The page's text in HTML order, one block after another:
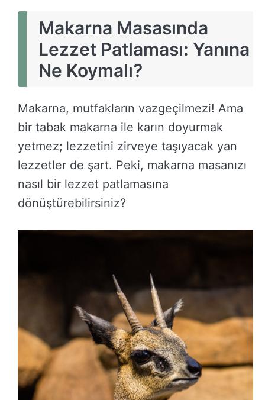
Makarna Masasında
Lezzet Patlaması: Yanına
Ne Koymalı?
Makarna, mutfakların vazgeçilmezi! Ama
bir tabak makarna ile karın doyurmak
yetmez; lezzetini zirveye taşıyacak yan
lezzetler de şart. Peki, makarna masanızı
nasıl bir lezzet patlamasına
dönüştürebilirsiniz?